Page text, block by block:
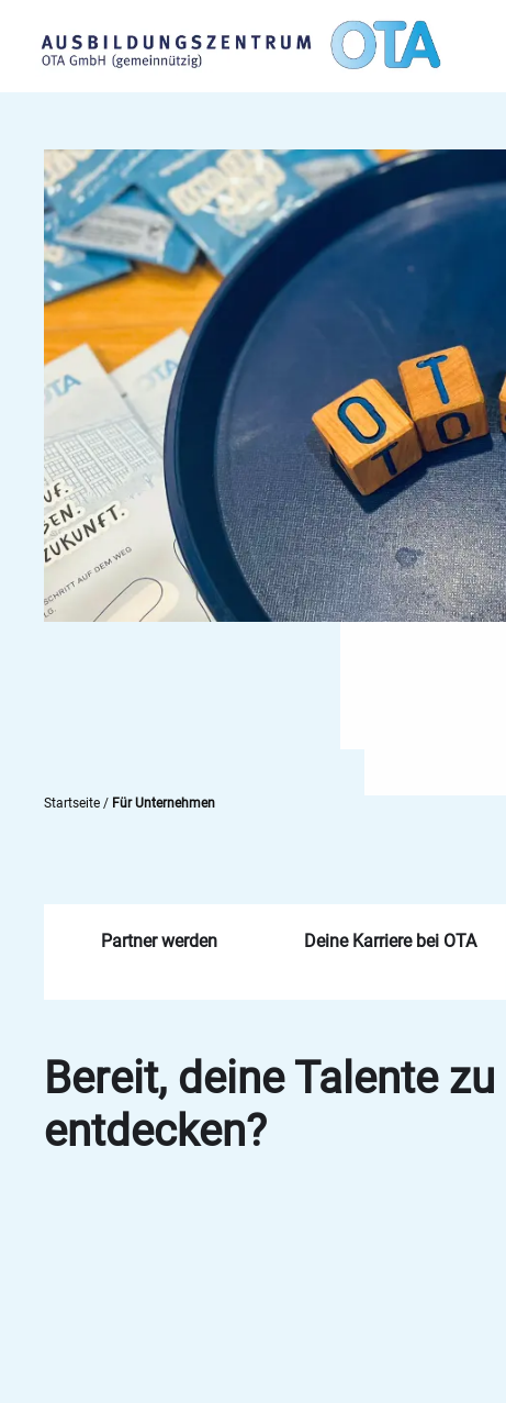
Startseite / Für Unternehmen
Partner werden Deine Karriere bei OTA
Bereit, deine Talente zu
entdecken?